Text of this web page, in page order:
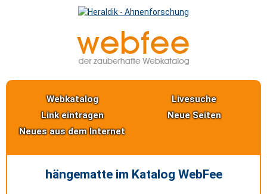
Webkatalog
Livesuche
Link eintragen
Neue Seiten
Neues aus dem Internet
hängematte im Katalog WebFee